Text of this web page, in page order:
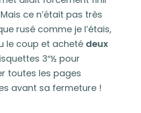
ce n’était pas très
rusé comme je l’étais,
le coup et acheté deux
3″½ pour
toutes les pages
avant sa fermeture !